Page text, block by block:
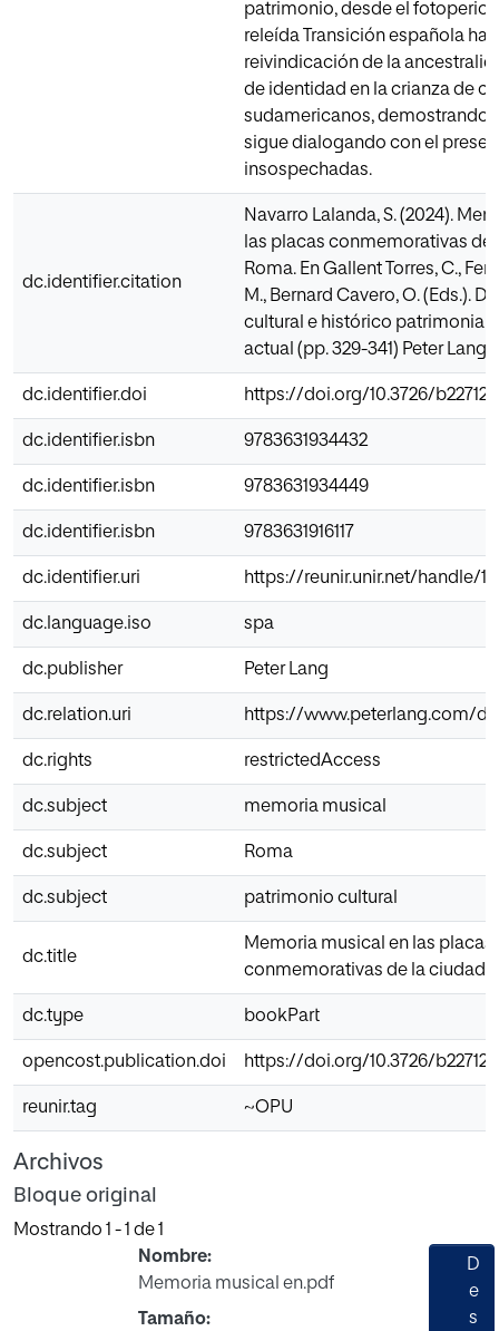
patrimonio, desde el
releída Transición española
reivindicación de la
de identidad en la crianza de
sudamericanos, demostrando
sigue dialogando con el
insospechadas.
dc.identifier.citation
Navarro Lalanda, S. (2024).
las placas conmemorativas de
Roma. En Gallent Torres, C.,
M., Bernard Cavero, O. (Eds.).
cultural e histórico patrimonial
actual (pp. 329-341) Peter Lang
dc.identifier.doi https://doi.org/10.3726/b22712
dc.identifier.isbn 9783631934432
dc.identifier.isbn 9783631934449
dc.identifier.isbn 9783631916117
dc.identifier.uri https://reunir.unir.net/handle/
dc.language.iso spa
dc.publisher Peter Lang
dc.relation.uri https://www.peterlang.com/
dc.rights restrictedAccess
dc.subject memoria musical
dc.subject Roma
dc.subject patrimonio cultural
dc.title
Memoria musical en las placas
conmemorativas de la ciudad
dc.type bookPart
opencost.publication.doi https://doi.org/10.3726/b22712
reunir.tag ~OPU
Archivos
Bloque original
Mostrando 1 - 1 de 1
Nombre:
Memoria musical en.pdf
Tamaño:
D
e
s